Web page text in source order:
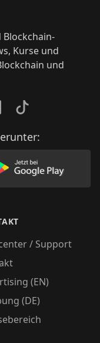
Kurse und
und
TikTok
herunter
Lade unsere
/ Support
(EN)
(DE)